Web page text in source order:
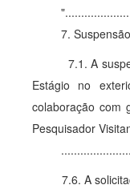
7. Suspensão
7.1. A
Estágio no
colaboração com
Pesquisador
7.6. A